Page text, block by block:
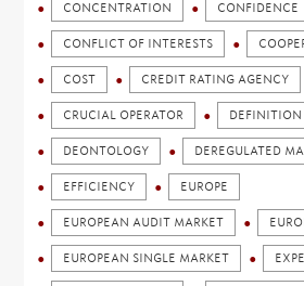
CONCENTRATION CONFIDENCE
CONFLICT OF INTERESTS
COST CREDIT RATING AGENCY
CRUCIAL OPERATOR DEFINITION
DEONTOLOGY DEREGULATED
EFFICIENCY EUROPE
EUROPEAN AUDIT MARKET
EUROPEAN SINGLE MARKET